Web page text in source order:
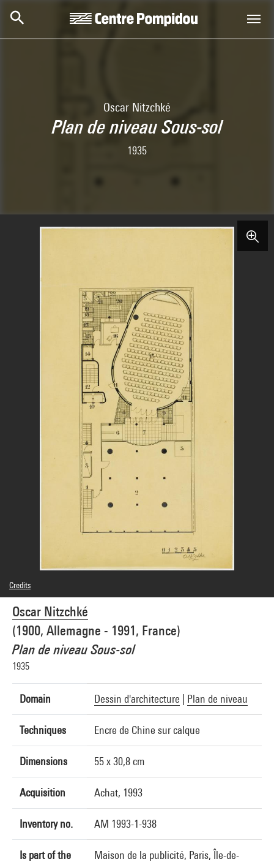
Oscar Nitzchké
Plan de niveau Sous-sol
1935
Oscar Nitzchké
(1900, Allemagne - 1991, France)
Plan de niveau Sous-sol
1935
Domain Dessin d'architecture Plan de niveau
Techniques Encre de Chine sur calque
Dimensions 55 x 30,8 cm
Acquisition Achat, 1993
Inventory no. AM 1993-1-938
Is part of the
Maison de la publicité, Paris, Île-de-
Credits
Frédérique Nitzschké Groen
Photo credits : Hélène Mauri - Centre Pompidou, MNAM-CCI
Image reference : 4N35178
Image presentation :GrandPalaisRmnPhoto